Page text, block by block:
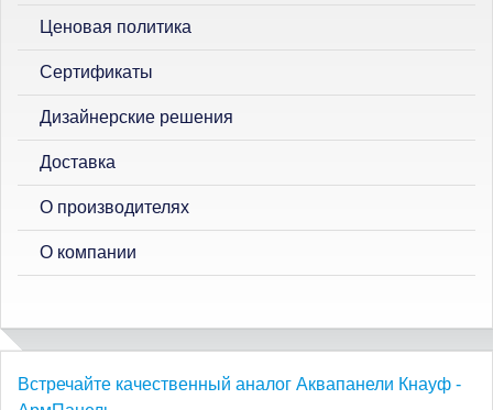
Ценовая политика
Сертификаты
Дизайнерские решения
Доставка
О производителях
О компании
Встречайте качественный аналог Аквапанели Кнауф -